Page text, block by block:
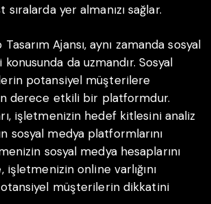
yer almanızı sağlar.
Ajansı, aynı zamanda sosyal
da uzmandır. Sosyal
potansiyel müşterilere
derece etkili bir platformdur.
işletmenizin hedef kitlesini analiz
sosyal medya platformlarını
sosyal medya hesaplarını
işletmenizin online varlığını
müşterilerin dikkatini